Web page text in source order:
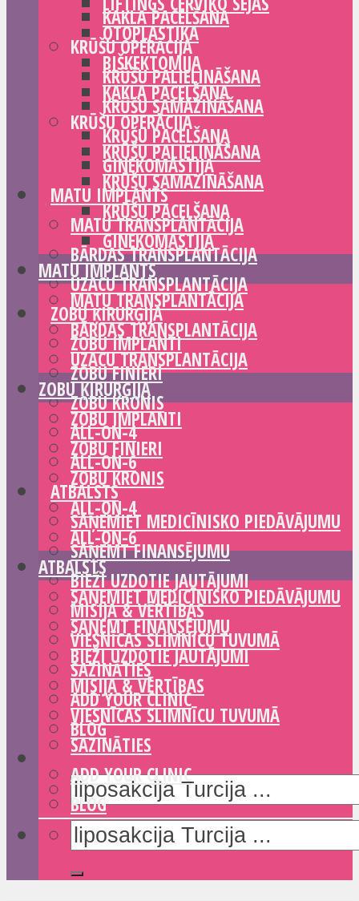
KAKLA PACELŠANA
KRŪŠU OPERĀCIJA
KRŪŠU PALIELINĀŠANA
KRŪŠU SAMAZINĀŠANA
KRŪŠU PACELŠANA
GINEKOMASTIJA
MATU IMPLANTS
MATU TRANSPLANTĀCIJA
BĀRDAS TRANSPLANTĀCIJA
UZACU TRANSPLANTĀCIJA
ZOBU ĶIRURĢIJA
ZOBU IMPLANTI
ZOBU FINIERI
ZOBU KRONIS
ALL-ON-4
ALL-ON-6
ATBALSTS
SAŅEMIET MEDICĪNISKO PIEDĀVĀJUMU
SAŅEMT FINANSĒJUMU
BIEŽI UZDOTIE JAUTĀJUMI
MISIJA & VĒRTĪBAS
VIESNĪCAS SLIMNĪCU TUVUMĀ
SAZINĀTIES
ADD YOUR CLINIC
BLOG
OTOPLASTIKA
BIŠKEKTOMIJA
KAKLA PACELŠANA
KRŪŠU OPERĀCIJA
KRŪŠU PALIELINĀŠANA
KRŪŠU SAMAZINĀŠANA
KRŪŠU PACELŠANA
GINEKOMASTIJA
MATU IMPLANTS
MATU TRANSPLANTĀCIJA
BĀRDAS TRANSPLANTĀCIJA
UZACU TRANSPLANTĀCIJA
ZOBU ĶIRURĢIJA
ZOBU IMPLANTI
ZOBU FINIERI
ZOBU KRONIS
ALL-ON-4
ALL-ON-6
ATBALSTS
SAŅEMIET MEDICĪNISKO PIEDĀVĀJUMU
SAŅEMT FINANSĒJUMU
BIEŽI UZDOTIE JAUTĀJUMI
MISIJA & VĒRTĪBAS
VIESNĪCAS SLIMNĪCU TUVUMĀ
SAZINĀTIES
ADD YOUR CLINIC
BLOG